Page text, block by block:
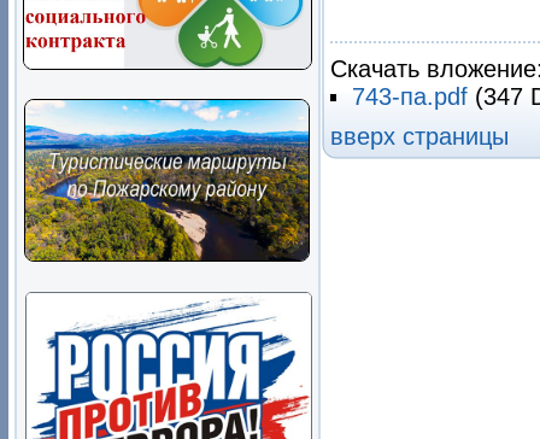
Скачать
743-па.pdf (347
вверх страницы